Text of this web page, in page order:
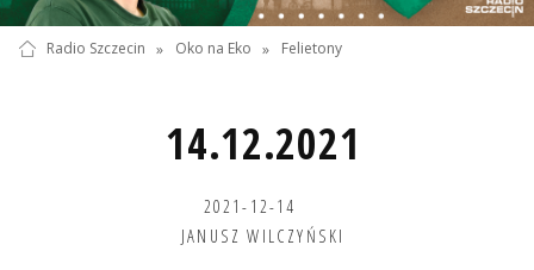
Radio Szczecin » Oko na Eko » Felietony
14.12.2021
2021-12-14
JANUSZ WILCZYŃSKI